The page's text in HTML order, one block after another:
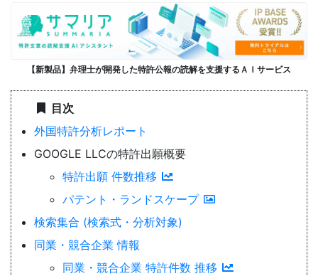
【新製品】弁理士が開発した特許公報の読解を支援するＡＩサービス
目次
外国特許分析レポート
GOOGLE LLCの特許出願概要
特許出願 件数推移
パテント・ランドスケープ
検索集合 (検索式・分析対象)
同業・競合企業 情報
同業・競合企業 特許件数 推移